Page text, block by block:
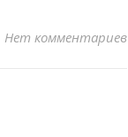
Нет комментариев